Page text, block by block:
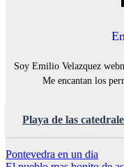
Soy Emilio Velazquez
Me encantan los
Playa de las
Navegación
Pontevedra en un dia